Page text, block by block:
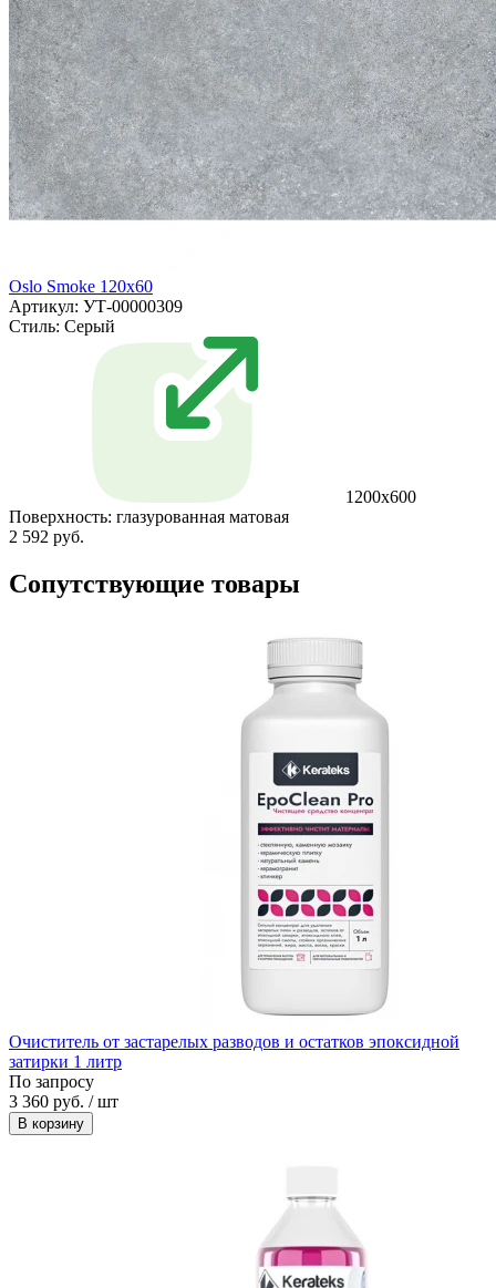
Oslo Smoke 120x60
Артикул: УТ-00000309
Стиль: Серый
1200х600
Поверхность: глазурованная матовая
2 592 руб.
Сопутствующие товары
Очиститель от застарелых разводов и остатков эпоксидной
затирки 1 литр
По запросу
3 360 руб. / шт
В корзину